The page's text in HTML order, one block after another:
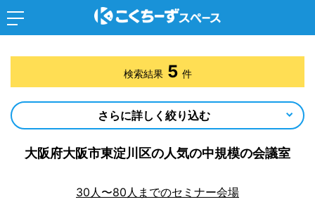
大阪府大阪市東淀川区の人気の中規模の会議室
30人〜80人までのセミナー会場
検索結果 5 件
さらに詳しく絞り込む